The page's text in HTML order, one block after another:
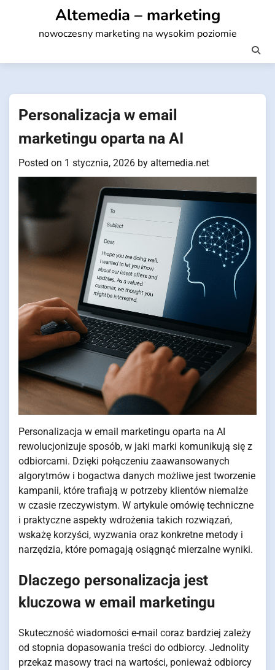
Altemedia – marketing
nowoczesny marketing na wysokim poziomie
Personalizacja w email
marketingu oparta na AI
Posted on 1 stycznia, 2026 by altemedia.net
Personalizacja w email marketingu oparta na AI
rewolucjonizuje sposób, w jaki marki komunikują się z
odbiorcami. Dzięki połączeniu zaawansowanych
algorytmów i bogactwa danych możliwe jest tworzenie
kampanii, które trafiają w potrzeby klientów niemalże
w czasie rzeczywistym. W artykule omówię techniczne
i praktyczne aspekty wdrożenia takich rozwiązań,
wskażę korzyści, wyzwania oraz konkretne metody i
narzędzia, które pomagają osiągnąć mierzalne wyniki.
Dlaczego personalizacja jest
kluczowa w email marketingu
Skuteczność wiadomości e-mail coraz bardziej zależy
od stopnia dopasowania treści do odbiorcy. Jednolity
przekaz masowy traci na wartości, ponieważ odbiorcy